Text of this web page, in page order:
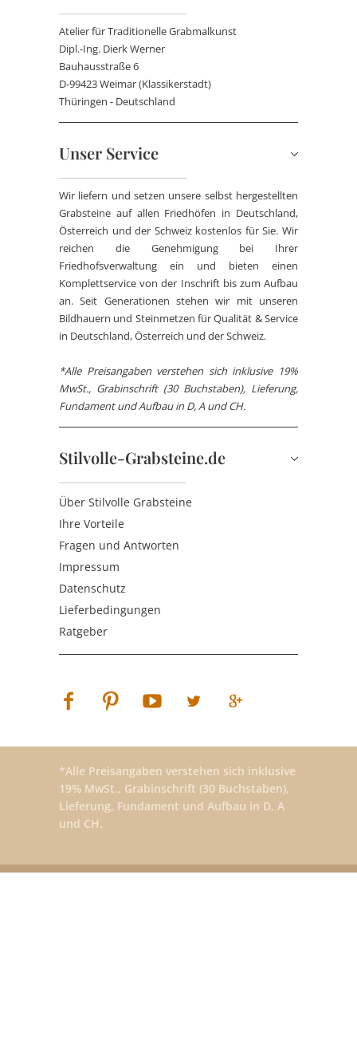
Atelier für Traditionelle Grabmalkunst
Dipl.-Ing. Dierk Werner
Bauhausstraße 6
D-99423 Weimar (Klassikerstadt)
Thüringen - Deutschland
Unser Service
Wir liefern und setzen unsere selbst hergestellten
Grabsteine auf allen Friedhöfen in Deutschland,
Österreich und der Schweiz kostenlos für Sie. Wir
reichen die Genehmigung bei Ihrer
Friedhofsverwaltung ein und bieten einen
Komplettservice von der Inschrift bis zum Aufbau
an. Seit Generationen stehen wir mit unseren
Bildhauern und Steinmetzen für Qualität & Service
in Deutschland, Österreich und der Schweiz.
*Alle Preisangaben verstehen sich inklusive 19%
MwSt., Grabinschrift (30 Buchstaben), Lieferung,
Fundament und Aufbau in D, A und CH.
Stilvolle-Grabsteine.de
Über Stilvolle Grabsteine
Ihre Vorteile
Fragen und Antworten
Impressum
Datenschutz
Lieferbedingungen
Ratgeber
*Alle Preisangaben verstehen sich inklusive
19% MwSt., Grabinschrift (30 Buchstaben),
Lieferung, Fundament und Aufbau in D, A
und CH.